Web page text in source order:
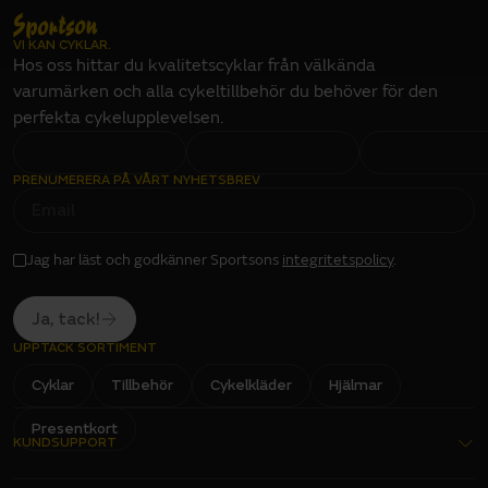
VI KAN CYKLAR.
Hos oss hittar du kvalitetscyklar från välkända
varumärken och alla cykeltillbehör du behöver för den
perfekta cykelupplevelsen.
PRENUMERERA PÅ VÅRT NYHETSBREV
I
N
T
Jag har läst och godkänner Sportsons integritetspolicy.
Ja, tack!
UPPTÄCK SORTIMENT
Cyklar Tillbehör Cykelkläder Hjälmar
Presentkort
KUNDSUPPORT